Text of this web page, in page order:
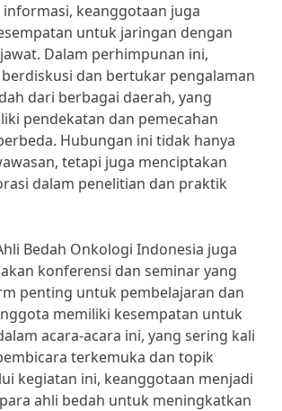
informasi, keanggotaan juga
untuk jaringan dengan
Dalam perhimpunan ini,
dan bertukar pengalaman
dari berbagai daerah, yang
pendekatan dan pemecahan
Hubungan ini tidak hanya
tetapi juga menciptakan
dalam penelitian dan praktik
Bedah Onkologi Indonesia juga
konferensi dan seminar yang
penting untuk pembelajaran dan
memiliki kesempatan untuk
acara-acara ini, yang sering kali
terkemuka dan topik
kegiatan ini, keanggotaan menjadi
ahli bedah untuk meningkatkan